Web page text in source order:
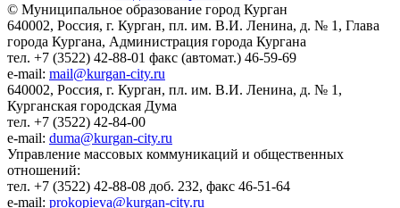
© Муниципальное образование город Курган
640002, Россия, г. Курган, пл. им. В.И. Ленина, д. № 1, Глава
города Кургана, Администрация города Кургана
тел. +7 (3522) 42-88-01 факс (автомат.) 46-59-69
e-mail: mail@kurgan-city.ru
640002, Россия, г. Курган, пл. им. В.И. Ленина, д. № 1,
Курганская городская Дума
тел. +7 (3522) 42-84-00
e-mail: duma@kurgan-city.ru
Управление массовых коммуникаций и общественных
отношений:
тел. +7 (3522) 42-88-08 доб. 232, факс 46-51-64
e-mail: prokopieva@kurgan-city.ru